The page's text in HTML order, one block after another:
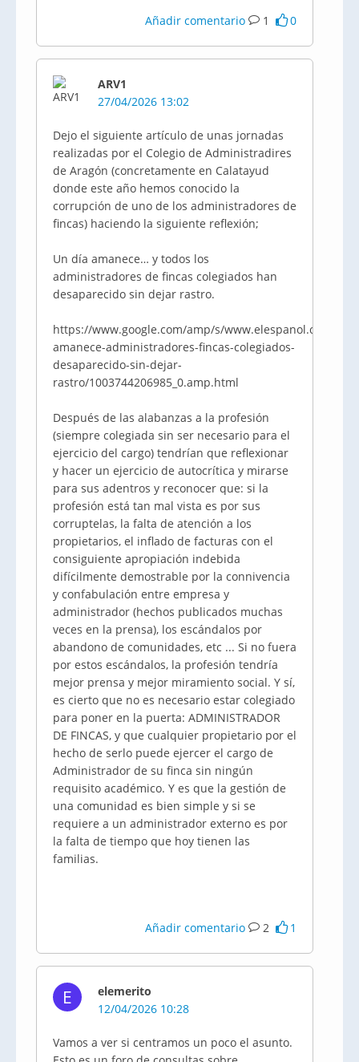
Añadir comentario 1 0
ARV1
27/04/2026 13:02
Dejo el siguiente artículo de unas jornadas
realizadas por el Colegio de Administradires
de Aragón (concretamente en Calatayud
donde este año hemos conocido la
corrupción de uno de los administradores de
fincas) haciendo la siguiente reflexión;
Un día amanece… y todos los
administradores de fincas colegiados han
desaparecido sin dejar rastro.
https://www.google.com/amp/s/www.elespanol.com/
amanece-administradores-fincas-colegiados-
desaparecido-sin-dejar-
rastro/1003744206985_0.amp.html
Después de las alabanzas a la profesión
(siempre colegiada sin ser necesario para el
ejercicio del cargo) tendrían que reflexionar
y hacer un ejercicio de autocrítica y mirarse
para sus adentros y reconocer que: si la
profesión está tan mal vista es por sus
corruptelas, la falta de atención a los
propietarios, el inflado de facturas con el
consiguiente apropiación indebida
difícilmente demostrable por la connivencia
y confabulación entre empresa y
administrador (hechos publicados muchas
veces en la prensa), los escándalos por
abandono de comunidades, etc ... Si no fuera
por estos escándalos, la profesión tendría
mejor prensa y mejor miramiento social. Y sí,
es cierto que no es necesario estar colegiado
para poner en la puerta: ADMINISTRADOR
DE FINCAS, y que cualquier propietario por el
hecho de serlo puede ejercer el cargo de
Administrador de su finca sin ningún
requisito académico. Y es que la gestión de
una comunidad es bien simple y si se
requiere a un administrador externo es por
la falta de tiempo que hoy tienen las
familias.
Añadir comentario 2 1
E
elemerito
12/04/2026 10:28
Vamos a ver si centramos un poco el asunto.